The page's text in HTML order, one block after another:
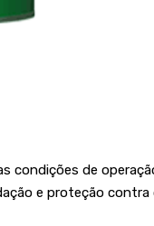
condições de
e proteção